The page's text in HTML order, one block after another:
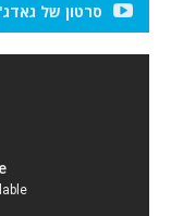
סרטון של